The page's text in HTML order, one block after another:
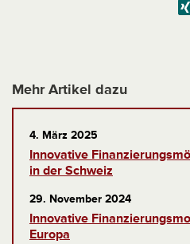
Mehr Artikel dazu
4. März 2025
Innovative
in der Schweiz
29. November 2024
Innovative
Europa